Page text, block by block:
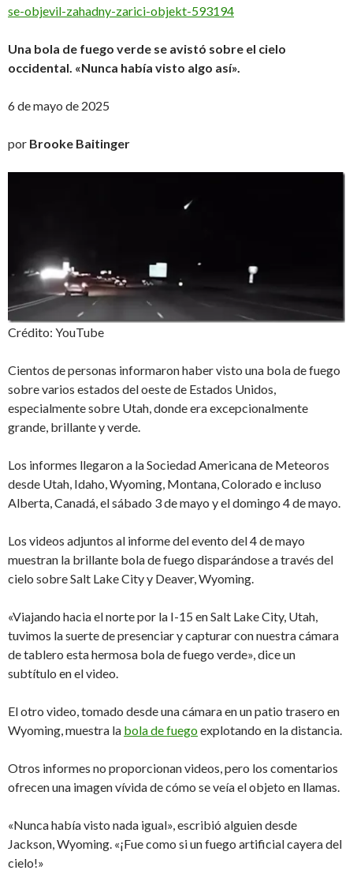
se-objevil-zahadny-zarici-objekt-593194
Una bola de fuego verde se avistó sobre el cielo
occidental. «Nunca había visto algo así».
6 de mayo de 2025
por Brooke Baitinger
Crédito: YouTube
Cientos de personas informaron haber visto una bola de fuego
sobre varios estados del oeste de Estados Unidos,
especialmente sobre Utah, donde era excepcionalmente
grande, brillante y verde.
Los informes llegaron a la Sociedad Americana de Meteoros
desde Utah, Idaho, Wyoming, Montana, Colorado e incluso
Alberta, Canadá, el sábado 3 de mayo y el domingo 4 de mayo.
Los videos adjuntos al informe del evento del 4 de mayo
muestran la brillante bola de fuego disparándose a través del
cielo sobre Salt Lake City y Deaver, Wyoming.
«Viajando hacia el norte por la I-15 en Salt Lake City, Utah,
tuvimos la suerte de presenciar y capturar con nuestra cámara
de tablero esta hermosa bola de fuego verde», dice un
subtítulo en el video.
El otro video, tomado desde una cámara en un patio trasero en
Wyoming, muestra la bola de fuegoexplotando en la distancia.
Otros informes no proporcionan videos, pero los comentarios
ofrecen una imagen vívida de cómo se veía el objeto en llamas.
«Nunca había visto nada igual», escribió alguien desde
Jackson, Wyoming. «¡Fue como si un fuego artificial cayera del
cielo!»